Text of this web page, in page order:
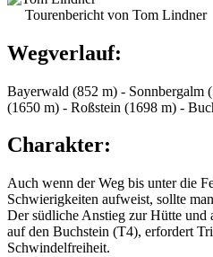
Tourenbericht von Tom Lindner
Wegverlauf:
Bayerwald (852 m) - Sonnbergalm
(1650 m) - Roßstein (1698 m) -
Charakter:
Auch wenn der Weg bis unter die
Schwierigkeiten aufweist, sollte
Der südliche Anstieg zur Hütte und
auf den Buchstein (T4), erfordert
Schwindelfreiheit.